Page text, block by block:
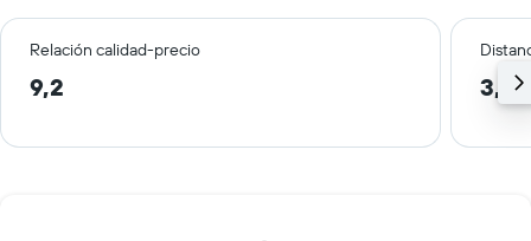
Relación calidad-precio
9,2 3,6